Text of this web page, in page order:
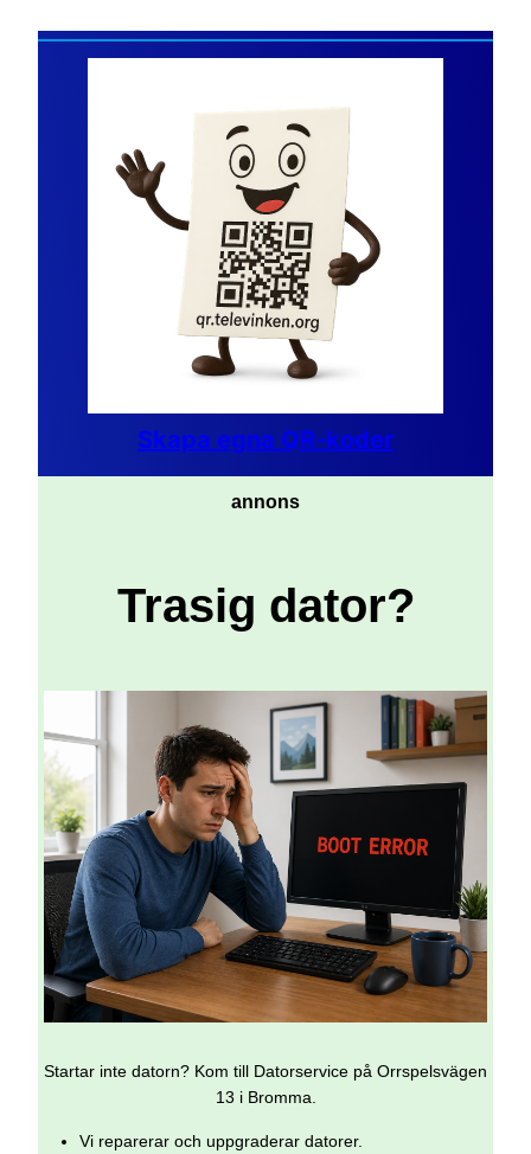
Skapa egna QR-koder
annons
Trasig dator?
Startar inte datorn? Kom till Datorservice på Orrspelsvägen
13 i Bromma.
Vi reparerar och uppgraderar datorer.